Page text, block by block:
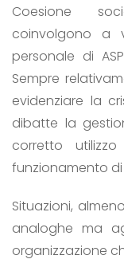
Coesione
coinvolgono a
personale di
Sempre
evidenziare la
dibatte la
corretto
funzionamento di
Situazioni,
analoghe ma
organizzazione